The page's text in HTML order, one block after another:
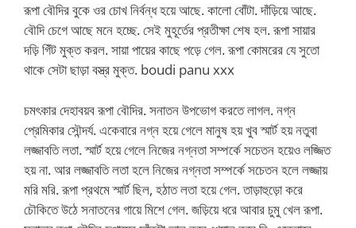
রূপা বৌদির বুকে ওর চোখ নির্বন্ধ হয়ে আছে. কালো বোঁটা. দাঁড়িয়ে আছে.
বৌদি চেগে আছে মনে হচ্ছে. সেই মুহূর্তের প্রতীক্ষা শেষ হল. রূপা সায়ার
দড়ি গিঁট মুক্ত করল. সায়া পায়ের কাছে পড়ে গেল. রূপা কোমরের যে সুতো
থাকে সেটা ছাড়া বস্ত্র মুক্ত. boudi panu xxx
চমৎকার দেহাবয়ব রূপা বৌদির. সনাতন উপভোগ করতে লাগল. নগ্ন
প্রেমিকার সৌন্দর্য. একেবারে নগ্ন হয়ে গেলে মানুষ হয় খুব স্মার্ট হয় নতুবা
লজ্জাবতি লতা. স্মার্ট হয়ে গেলে নিজের নগ্নতা সম্পর্কে সচেতন হয়েও লজ্জিত
হয় না. আর লজ্জাবতি লতা হলে নিজের নগ্নতা সম্পর্কে সচেতন হলে লজ্জায়
মরি মরি. রূপা প্রথমে স্মার্ট ছিল, হঠাত লতা হয়ে গেল. তাড়াহুড়ো করে
চৌকিতে উঠে সনাতনের গায়ে মিশে গেল. জড়িয়ে ধরে আবার চুমু খেল রূপা.